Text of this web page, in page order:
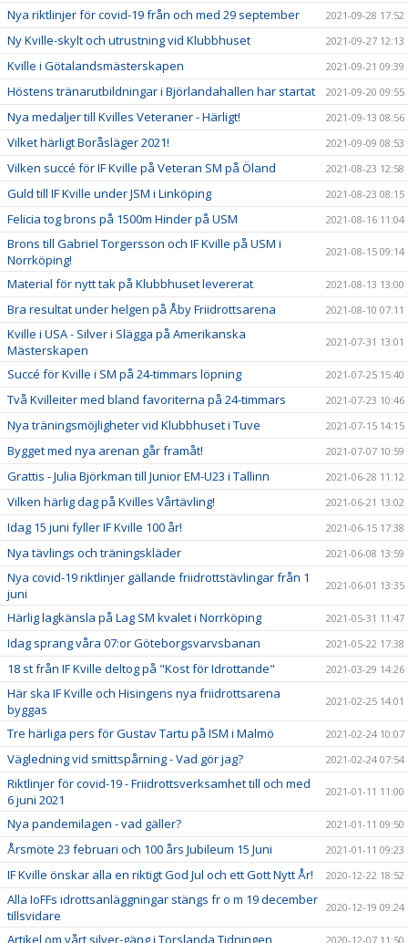
Nya riktlinjer för covid-19 från och med 29 september 2021-09-28 17:52
Ny Kville-skylt och utrustning vid Klubbhuset 2021-09-27 12:13
Kville i Götalandsmästerskapen 2021-09-21 09:39
Höstens tränarutbildningar i Björlandahallen har startat 2021-09-20 09:55
Nya medaljer till Kvilles Veteraner - Härligt! 2021-09-13 08:56
Vilket härligt Boråsläger 2021! 2021-09-09 08:53
Vilken succé för IF Kville på Veteran SM på Öland 2021-08-23 12:58
Guld till IF Kville under JSM i Linköping 2021-08-23 08:15
Felicia tog brons på 1500m Hinder på USM 2021-08-16 11:04
Brons till Gabriel Torgersson och IF Kville på USM i
Norrköping!
2021-08-15 09:14
Material för nytt tak på Klubbhuset levererat 2021-08-13 13:00
Bra resultat under helgen på Åby Friidrottsarena 2021-08-10 07:11
Kville i USA - Silver i Slägga på Amerikanska
Mästerskapen
2021-07-31 13:01
Succé för Kville i SM på 24-timmars löpning 2021-07-25 15:40
Två Kvilleiter med bland favoriterna på 24-timmars 2021-07-23 10:46
Nya träningsmöjligheter vid Klubbhuset i Tuve 2021-07-15 14:15
Bygget med nya arenan går framåt! 2021-07-07 10:59
Grattis - Julia Björkman till Junior EM-U23 i Tallinn 2021-06-28 11:12
Vilken härlig dag på Kvilles Vårtävling! 2021-06-21 13:02
Idag 15 juni fyller IF Kville 100 år! 2021-06-15 17:38
Nya tävlings och träningskläder 2021-06-08 13:59
Nya covid-19 riktlinjer gällande friidrottstävlingar från 1
juni
2021-06-01 13:35
Härlig lagkänsla på Lag SM kvalet i Norrköping 2021-05-31 11:47
Idag sprang våra 07:or Göteborgsvarvsbanan 2021-05-22 17:38
18 st från IF Kville deltog på "Kost för Idrottande" 2021-03-29 14:26
Här ska IF Kville och Hisingens nya friidrottsarena
byggas
2021-02-25 14:01
Tre härliga pers för Gustav Tartu på ISM i Malmö 2021-02-24 10:07
Vägledning vid smittspårning - Vad gör jag? 2021-02-24 07:54
Riktlinjer för covid-19 - Friidrottsverksamhet till och med
6 juni 2021
2021-01-11 11:00
Nya pandemilagen - vad gäller? 2021-01-11 09:50
Årsmöte 23 februari och 100 års Jubileum 15 Juni 2021-01-11 09:23
IF Kville önskar alla en riktigt God Jul och ett Gott Nytt År! 2020-12-22 18:52
Alla IoFFs idrottsanläggningar stängs fr o m 19 december
tillsvidare
2020-12-19 09:24
Artikel om vårt silver-gäng i Torslanda Tidningen 2020-12-07 11:50